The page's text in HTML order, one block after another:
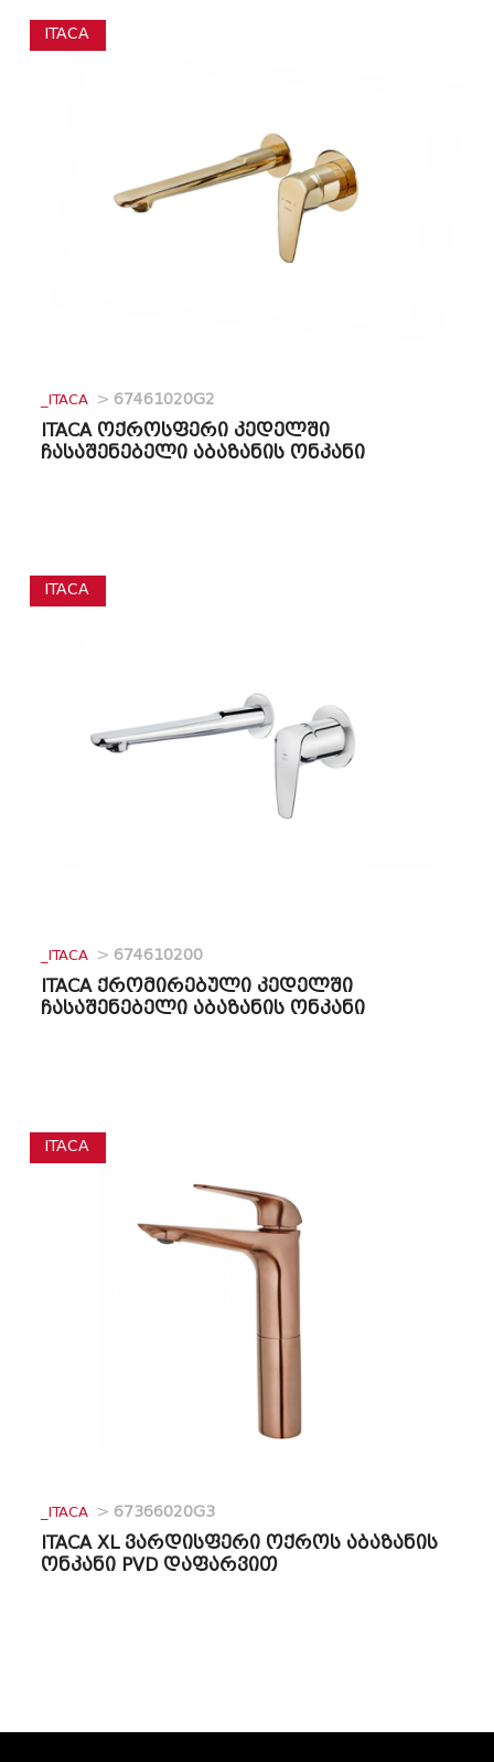
ITACA
_ITACA > 67461020G2
ITACA ოქროსფერი კედელში
ჩასაშენებელი აბაზანის ონკანი
ITACA
_ITACA > 674610200
ITACA ქრომირებული კედელში
ჩასაშენებელი აბაზანის ონკანი
ITACA
_ITACA > 67366020G3
ITACA XL ვარდისფერი ოქროს აბაზანის
ონკანი PVD დაფარვით